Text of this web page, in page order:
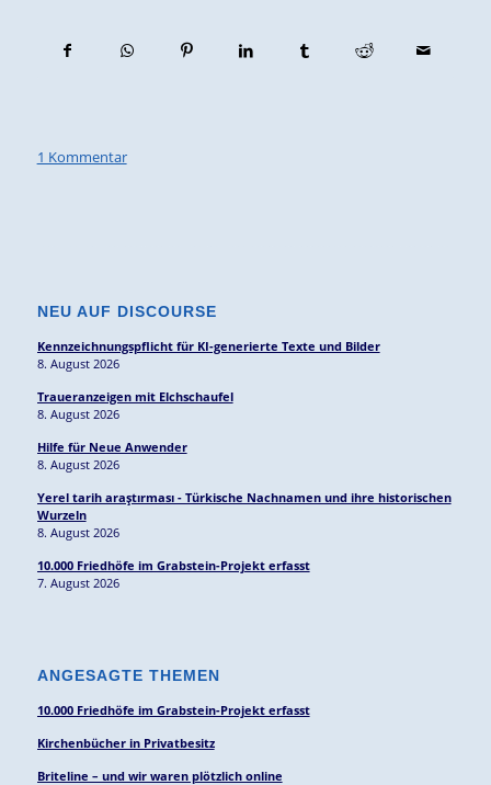
1 Kommentar
NEU AUF DISCOURSE
Kennzeichnungspflicht für KI-generierte Texte und Bilder
8. August 2026
Traueranzeigen mit Elchschaufel
8. August 2026
Hilfe für Neue Anwender
8. August 2026
Yerel tarih araştırması - Türkische Nachnamen und ihre historischen
Wurzeln
8. August 2026
10.000 Friedhöfe im Grabstein-Projekt erfasst
7. August 2026
ANGESAGTE THEMEN
10.000 Friedhöfe im Grabstein-Projekt erfasst
Kirchenbücher in Privatbesitz
Briteline – und wir waren plötzlich online